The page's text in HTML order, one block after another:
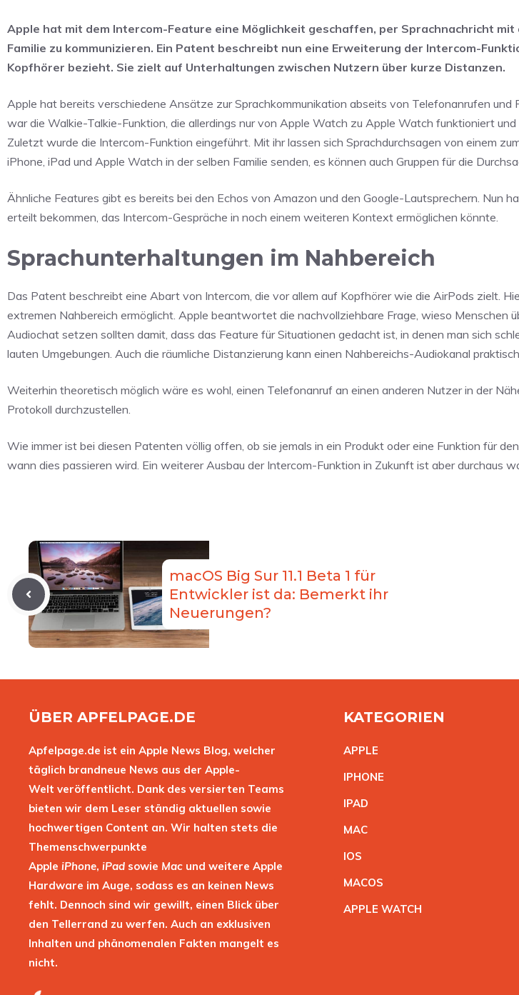
Apple hat mit dem Intercom-Feature eine Möglichkeit geschaffen, per Sprachnachricht
Familie zu kommunizieren. Ein Patent beschreibt nun eine Erweiterung der Intercom-
Kopfhörer bezieht. Sie zielt auf Unterhaltungen zwischen Nutzern über kurze Distanzen.
Apple hat bereits verschiedene Ansätze zur Sprachkommunikation abseits von Telefonanrufen
war die Walkie-Talkie-Funktion, die allerdings nur von Apple Watch zu Apple Watch funktioniert
Zuletzt wurde die Intercom-Funktion eingeführt. Mit ihr lassen sich Sprachdurchsagen von einem
iPhone, iPad und Apple Watch in der selben Familie senden, es können auch Gruppen für die
Ähnliche Features gibt es bereits bei den Echos von Amazon und den Google-Lautsprechern. Nun
erteilt bekommen, das Intercom-Gespräche in noch einem weiteren Kontext ermöglichen könnte.
Sprachunterhaltungen im Nahbereich
Das Patent beschreibt eine Abart von Intercom, die vor allem auf Kopfhörer wie die AirPods zielt.
extremen Nahbereich ermöglicht. Apple beantwortet die nachvollziehbare Frage, wieso Menschen
Audiochat setzen sollten damit, dass das Feature für Situationen gedacht ist, in denen man sich
lauten Umgebungen. Auch die räumliche Distanzierung kann einen Nahbereichs-Audiokanal
Weiterhin theoretisch möglich wäre es wohl, einen Telefonanruf an einen anderen Nutzer in der
Protokoll durchzustellen.
Wie immer ist bei diesen Patenten völlig offen, ob sie jemals in ein Produkt oder eine Funktion für
wann dies passieren wird. Ein weiterer Ausbau der Intercom-Funktion in Zukunft ist aber durchaus
macOS Big Sur 11.1 Beta 1 für
Entwickler ist da: Bemerkt ihr
Neuerungen?
ÜBER APFELPAGE.DE
Apfelpage.de ist ein Apple News Blog, welcher
täglich brandneue News aus der Apple-
Welt veröffentlicht. Dank des versierten Teams
bieten wir dem Leser ständig aktuellen sowie
hochwertigen Content an. Wir halten stets die
Themenschwerpunkte
Apple iPhone, iPad sowie Mac und weitere Apple
Hardware im Auge, sodass es an keinen News
fehlt. Dennoch sind wir gewillt, einen Blick über
den Tellerrand zu werfen. Auch an exklusiven
Inhalten und phänomenalen Fakten mangelt es
nicht.
KATEGORIEN
APPLE
IPHONE
IPAD
MAC
IOS
MACOS
APPLE WATCH